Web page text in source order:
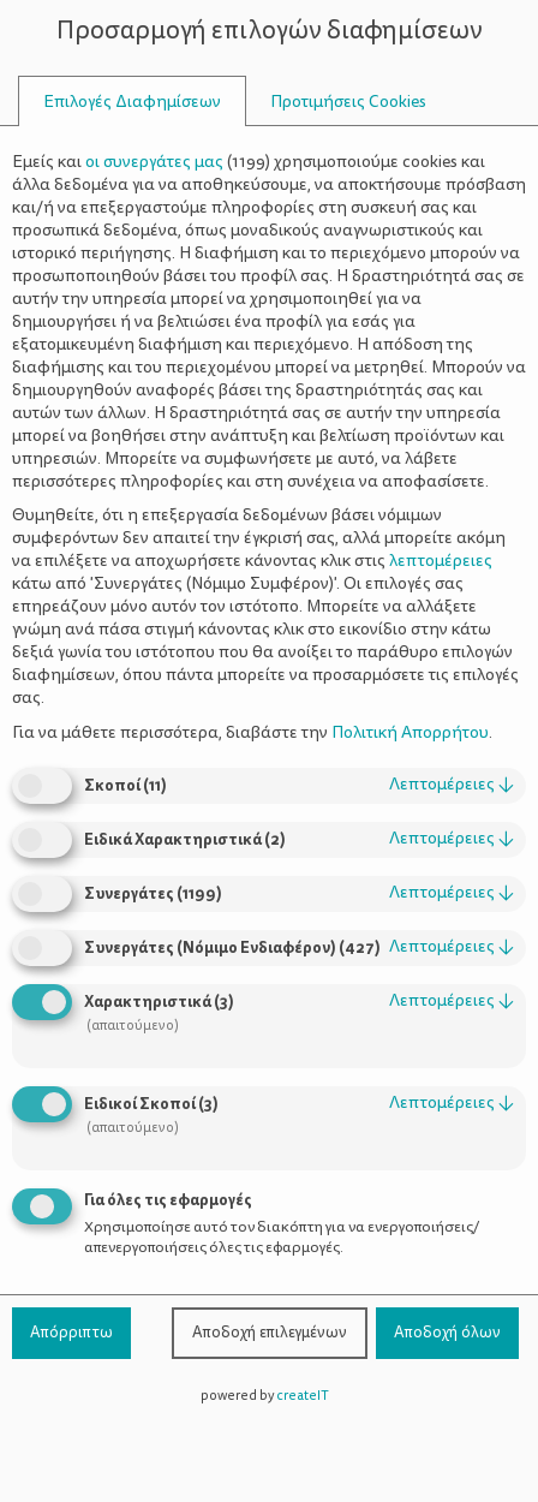
ΣΥΜΒΟΥΛΟΙ
ΟΙΚΟΓΈΝΕΙΑ>ΟΙΚΟΓΕΝΕΙΑΚΈΣ ΔΡΑΣΤΗΡΙΌΤΗΤΕΣ
Το βιβλίο του μήνα: «Παίζω
Κρυφτό»!
Της Πέπης Νικολοπούλου
Αν αναζητάτε
θα πρέπει να στρέψετε το μάτι σας σε απλά βιβλία ανακάλυψης
με υφασμάτινες επιφάνειες, διαφορετικές υφές και μαλακά
μέρη. Τα μικρά αυτής της ηλικίας τρελαίνονται να τα αγγίζουν
με τα μικροσκοπικά δαχτυλάκια τους. Βιβλία με παιχνιδιάρικη
εικονογράφηση, έντονα χρώματα και απλά νοήματα που λίγο-
πολύ μοιάζουν με ένα διασκεδαστικό παιχνίδι. Γιατί σε αυτό το
αναπτυξιακό στάδιο τα παιδιά μέσα από το παιχνίδι και τις
διασκεδαστικές εμπειρίεςφορμάρουν αξιολογούνκαι
ξεκαθαρίζουν
λίγο πολύ τις ιδέες, τα συναισθήματα και τις
Προσαρμογή επιλογών διαφημίσεων
Επιλογές Διαφημίσεων Προτιμήσεις Cookies
Εμείς καιοι συνεργάτες μας (1199) χρησιμοποιούμε cookies και
άλλα δεδομένα για να αποθηκεύσουμε, να αποκτήσουμε πρόσβαση
και/ή να επεξεργαστούμε πληροφορίες στη συσκευή σας και
προσωπικά δεδομένα, όπως μοναδικούς αναγνωριστικούς και
ιστορικό περιήγησης. Η διαφήμιση και το περιεχόμενο μπορούν να
προσωποποιηθούν βάσει του προφίλ σας. Η δραστηριότητά σας σε
αυτήν την υπηρεσία μπορεί να χρησιμοποιηθεί για να
δημιουργήσει ή να βελτιώσει ένα προφίλ για εσάς για
εξατομικευμένη διαφήμιση και περιεχόμενο. Η απόδοση της
διαφήμισης και του περιεχομένου μπορεί να μετρηθεί. Μπορούν να
δημιουργηθούν αναφορές βάσει της δραστηριότητάς σας και
αυτών των άλλων. Η δραστηριότητά σας σε αυτήν την υπηρεσία
μπορεί να βοηθήσει στην ανάπτυξη και βελτίωση προϊόντων και
υπηρεσιών. Μπορείτε να συμφωνήσετε με αυτό, να λάβετε
περισσότερες πληροφορίες και στη συνέχεια να αποφασίσετε.
Θυμηθείτε, ότι η επεξεργασία δεδομένων βάσει νόμιμων
συμφερόντων δεν απαιτεί την έγκρισή σας, αλλά μπορείτε ακόμη
να επιλέξετε να αποχωρήσετε κάνοντας κλικ στις λεπτομέρειες
κάτω από 'Συνεργάτες (Νόμιμο Συμφέρον)'. Οι επιλογές σας
επηρεάζουν μόνο αυτόν τον ιστότοπο. Μπορείτε να αλλάξετε
γνώμη ανά πάσα στιγμή κάνοντας κλικ στο εικονίδιο στην κάτω
δεξιά γωνία του ιστότοπου που θα ανοίξει το παράθυρο επιλογών
διαφημίσεων, όπου πάντα μπορείτε να προσαρμόσετε τις επιλογές
σας.
Για να μάθετε περισσότερα, διαβάστε την Πολιτική Απορρήτου.
Σκοποί(11) Λεπτομέρειες ↓
Ειδικά Χαρακτηριστικά(2) Λεπτομέρειες ↓
Συνεργάτες (1199) Λεπτομέρειες ↓
Συνεργάτες (Νόμιμο Ενδιαφέρον) (427) Λεπτομέρειες ↓
Χαρακτηριστικά(3)
(απαιτούμενο)
Λεπτομέρειες ↓
Ειδικοί Σκοποί(3)
(απαιτούμενο)
Λεπτομέρειες ↓
Για όλες τις εφαρμογές
Χρησιμοποίησε αυτό τον διακόπτη για να ενεργοποιήσεις/
απενεργοποιήσεις όλες τις εφαρμογές.
Απόρριπτω Αποδοχή επιλεγμένων Αποδοχή όλων
powered bycreateIT